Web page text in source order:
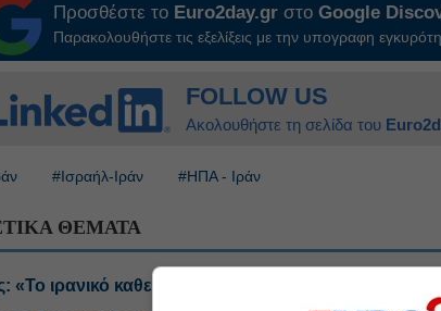
Προσθέστε το Euro2day.gr στοGoogle
Παρακολουθήστε τις εξελίξεις με την υπογραφη
FOLLOW US
Ακολουθήστε τη σελίδα του
#Ισραήλ-Ιράν #ΗΠΑ - Ιράν
ΘΕΜΑΤΑ
«Το ιρανικό καθεστώς είναι διχασμένο»